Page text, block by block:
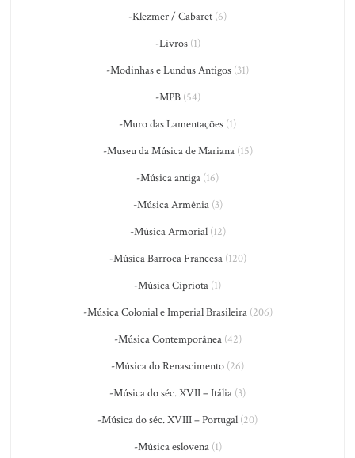
-Klezmer / Cabaret (6)
-Livros(1)
-Modinhas e Lundus Antigos (31)
-MPB(54)
-Muro das Lamentações (1)
-Museu da Música de Mariana(15)
-Música antiga (16)
-Música Armênia(3)
-Música Armorial(12)
-Música Barroca Francesa(120)
-Música Cipriota (1)
-Música Colonial e Imperial Brasileira(206)
-Música Contemporânea(42)
-Música do Renascimento (26)
-Música do séc. XVII – Itália (3)
-Música do séc. XVIII – Portugal (20)
-Música eslovena(1)